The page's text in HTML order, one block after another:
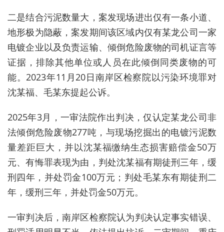
二是结合污泥数量大，案发现场进出仅有一条小道、
地形极为隐蔽，案发期间该区域内仅有某龙公司一家
电镀企业以及负责运输、倾倒危险废物的司机证言等
证据，排除其他单位或人员在此倾倒同类废物的可
能。2023年11月20日南岸区检察院以污染环境罪对
沈某福、毛某东提起公诉。
2025年3月，一审法院作出判决，仅认定某龙公司非
法倾倒危险废物277吨，与现场挖掘出的电镀污泥数
量差距巨大，并以沈某福缴纳生态损害赔偿金50万
元、有悔罪表现为由，判处沈某福有期徒刑三年，缓
刑四年，并处罚金100万元；判处毛某东有期徒刑二
年，缓刑三年，并处罚金50万元。
一审判决后，南岸区检察院认为判决认定事实错误、